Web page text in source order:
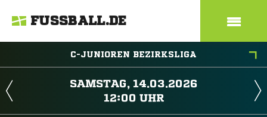
FUSSBALL.DE
C-JUNIOREN BEZIRKSLIGA
 
 